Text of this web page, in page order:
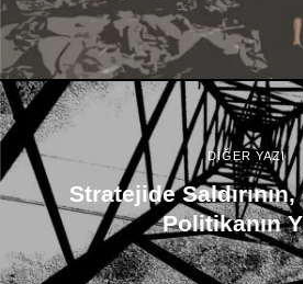
DİĞER YAZI
Stratejide
Politikanın